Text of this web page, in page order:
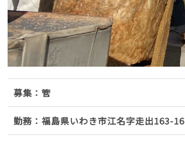
募集：管
勤務：福島県いわき市江名字走出163-16